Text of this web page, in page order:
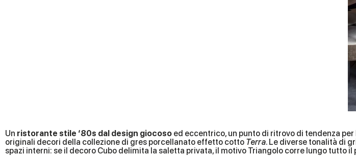
Un ristorante stile ‘80s dal design giocoso ed eccentrico, un punto di ritrovo di tendenza
originali decori della collezione di gres porcellanato effetto cotto Terra. Le diverse tonalità di
spazi interni: se il decoro Cubo delimita la saletta privata, il motivo Triangolo corre lungo tutto